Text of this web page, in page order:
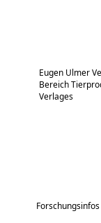
Eugen Ulmer
Bereich
Verlages
Forschungsinfos